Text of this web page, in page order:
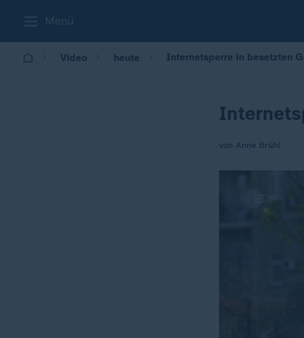
Menü
Video heute Internetsperre in besetzten
von Anne Brühl